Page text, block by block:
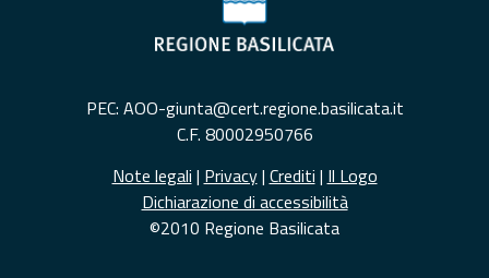
PEC: AOO-giunta@cert.regione.basilicata.it
C.F. 80002950766
Note legali | Privacy| Crediti | Il Logo
Dichiarazione di accessibilità
©2010 Regione Basilicata